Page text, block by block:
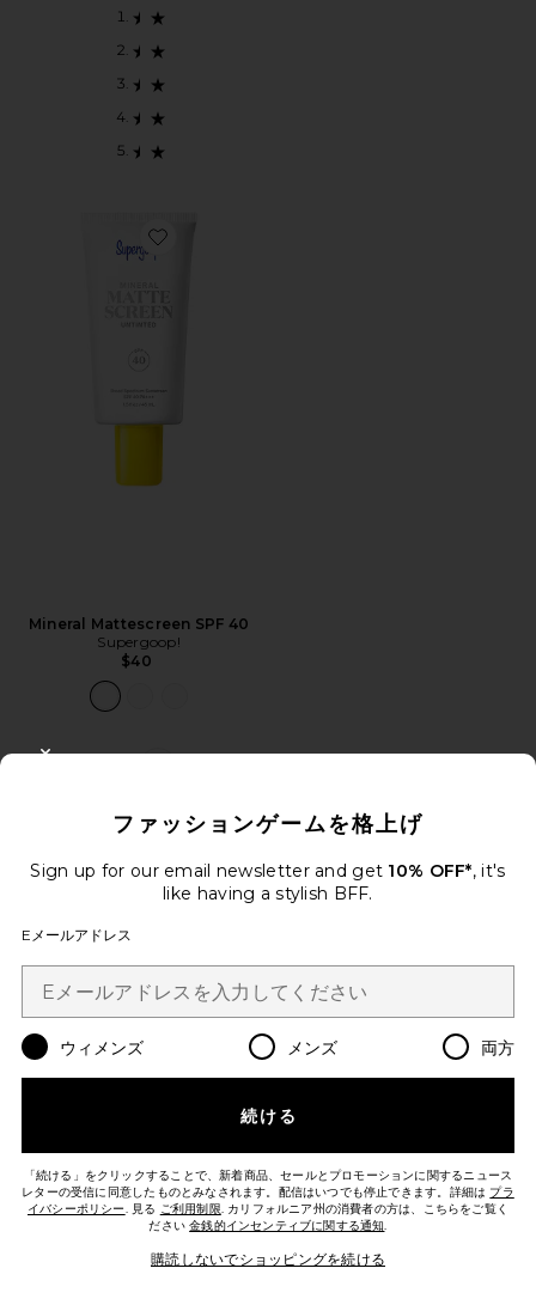
Favorite Mineral Mattescreen SPF 40
Mineral Mattescreen SPF 40
Supergoop!
$40
EVERY. SINGLE. FACE. WATERY
LOTION SPF 50 ウォータリーローシ
ョン SPF50
Supergoop!
$34
ファッションゲームを格上げ
Sign up for our email newsletter and get 10% OFF*, it's
like having a stylish BFF.
Eメールアドレス
ウィメンズ メンズ 両方
続ける
「続ける」をクリックすることで、新着商品、セールとプロモーションに関するニュース
レターの受信に同意したものとみなされます。配信はいつでも停止できます。詳細は プラ
イバシーポリシー. 見る ご利用制限. カリフォルニア州の消費者の方は、こちらをご覧く
ださい金銭的インセンティブに関する通知.
購読しないでショッピングを続ける